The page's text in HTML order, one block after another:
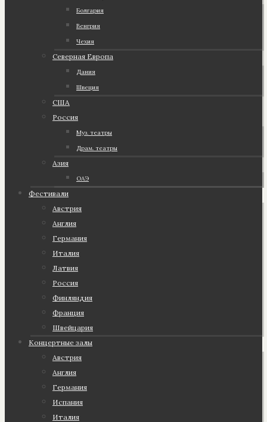
Болгария
Венгрия
Чехия
Северная Европа
Дания
Швеция
США
Россия
Муз. театры
Драм. театры
Азия
ОАЭ
Фестивали
Австрия
Англия
Германия
Италия
Латвия
Россия
Финляндия
Франция
Швейцария
Концертные залы
Австрия
Англия
Германия
Испания
Италия